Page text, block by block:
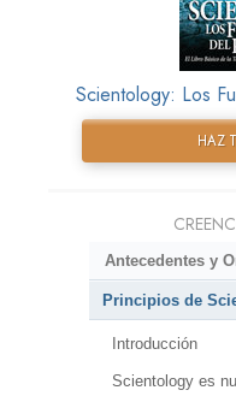
Scientology: Los
HAZ
Antecedentes y
Principios de
Introducción
Scientology es